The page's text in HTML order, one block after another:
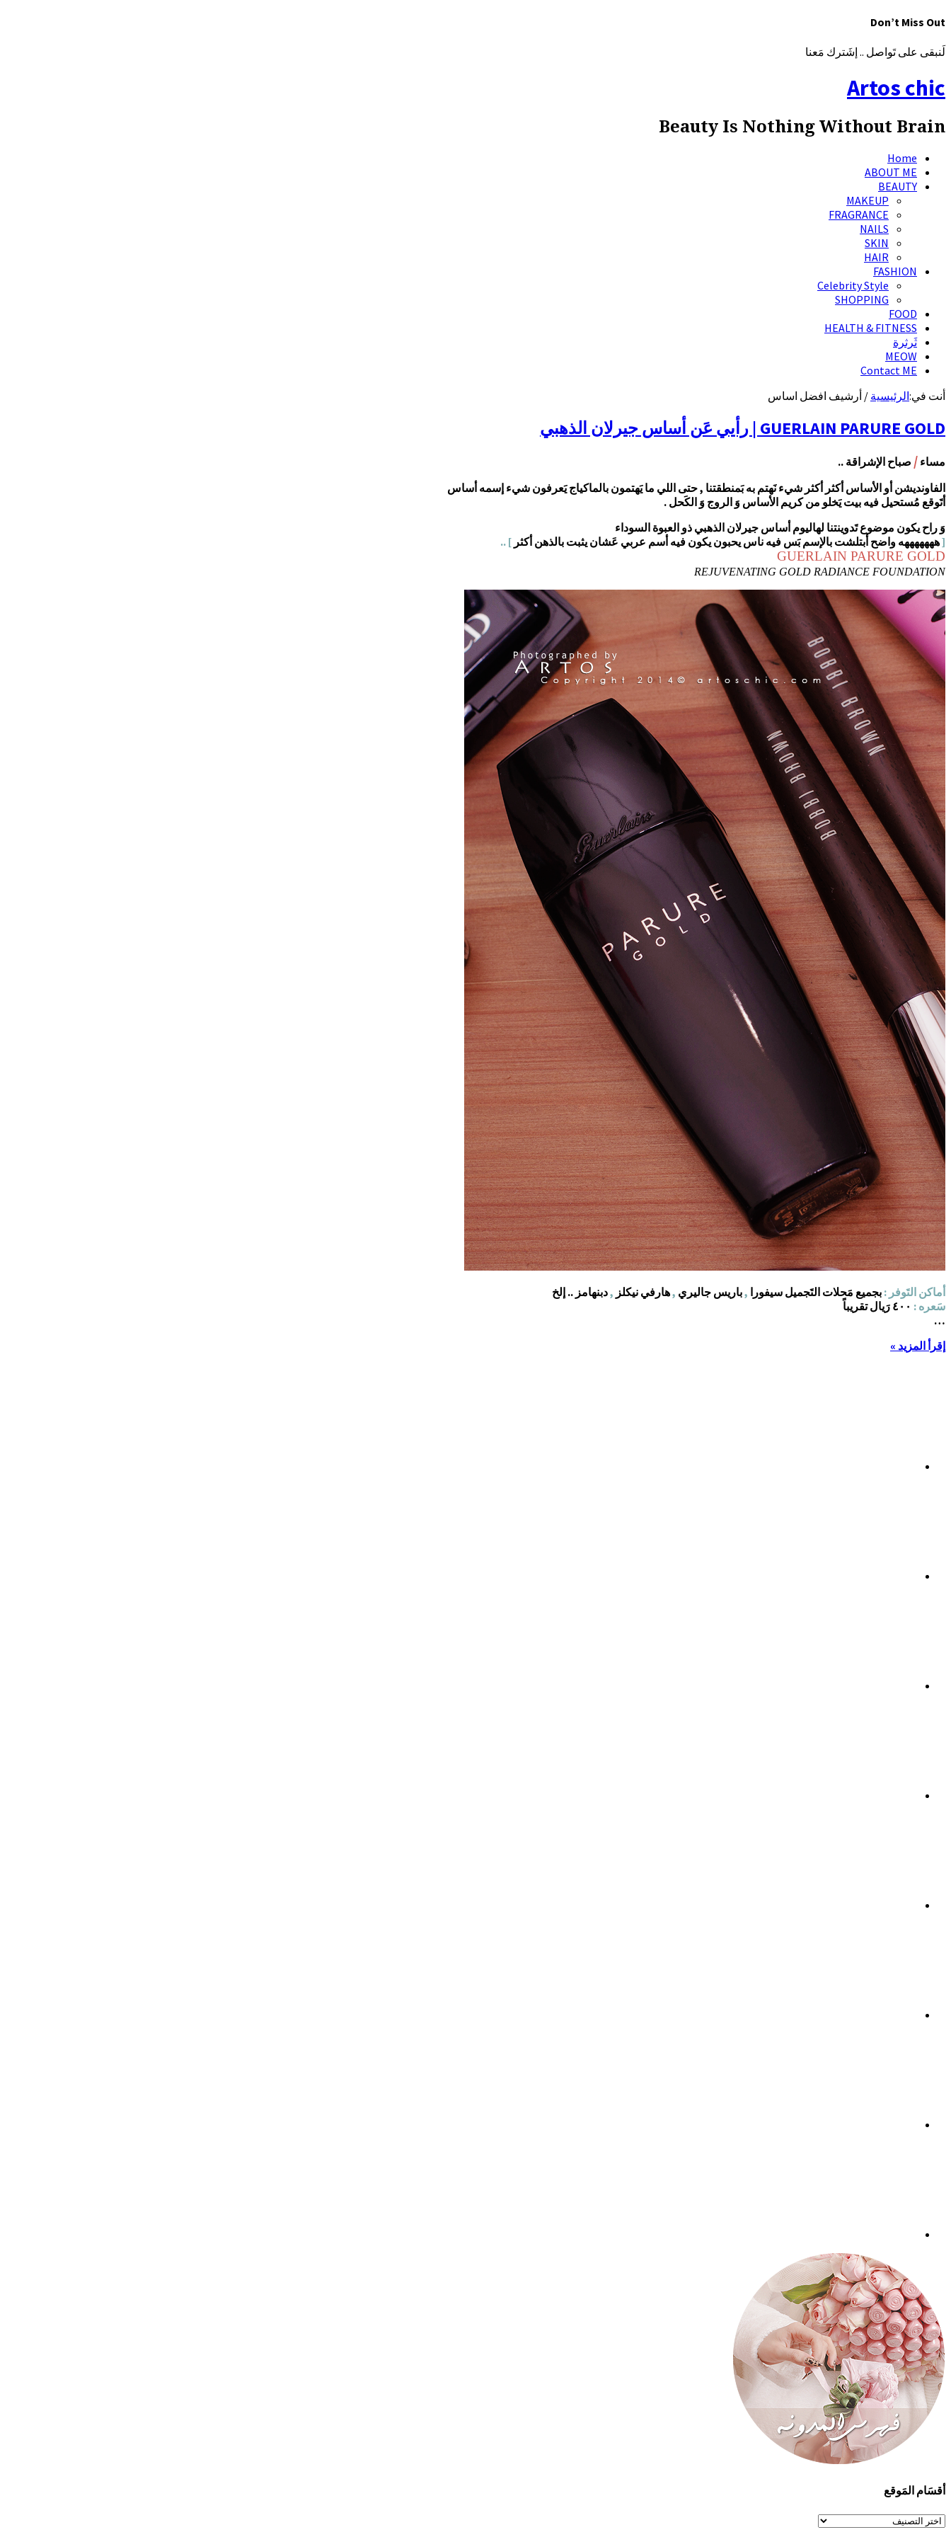
Don’t Miss Out
لَنبقى على تَواصل .. إشَترك مَعنا
Artos chic
Beauty Is Nothing Without Brain
Home
ABOUT ME
BEAUTY
MAKEUP
FRAGRANCE
NAILS
SKIN
HAIR
FASHION
Celebrity Style
SHOPPING
FOOD
HEALTH & FITNESS
ثَرثرة
MEOW
Contact ME
أنت في:الرئيسية / أرشيف افضل اساس
GUERLAIN PARURE GOLD | رأيي عَن أساس جيرلان الذهبي
مساء / صباح الإشراقة ..
الفاونديشن أو الأساس أكثر أكثر شيء نَهتم به بَمنطقتنا , حتى اللي ما يَهتمون بالماكياج يَعرفون شيء إسمه أساس
أتَوقع مُستحيل فيه بيت يَخلو من كريم الأساس وَ الروج وَ الكَحل .
وَ راح يكون موضوع تَدوينتنا لهاليوم أساس جيرلان الذهبي ذو العبوة السوداء
[هههههههه واضح أبتلشت بالإسم بَس فيه ناس يحبون يكون فيه أسم عربي عَشان يثبت بالذهن أكثر ] ..
GUERLAIN PARURE GOLD
REJUVENATING GOLD RADIANCE FOUNDATION
أماكن التَوفر : بجميع مَحلات التَجميل سيفورا ,باريس جاليري ,هارفي نيكلز ,دبنهامز .. إلخ
سَعره :
…
إقرأ المزيد »
أقسَام المَوقع
أقسَام